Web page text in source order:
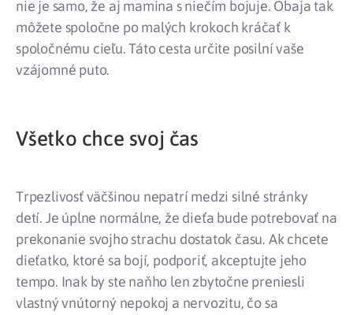
nie je samo, že aj mamina s niečím bojuje. Obaja tak
môžete spoločne po malých krokoch kráčať k
spoločnému cieľu. Táto cesta určite posilní vaše
vzájomné puto.
Všetko chce svoj čas
Trpezlivosť väčšinou nepatrí medzi silné stránky
detí. Je úplne normálne, že dieťa bude potrebovať na
prekonanie svojho strachu dostatok času. Ak chcete
dieťatko, ktoré sa bojí, podporiť, akceptujte jeho
tempo. Inak by ste naňho len zbytočne preniesli
vlastný vnútorný nepokoj a nervozitu, čo sa